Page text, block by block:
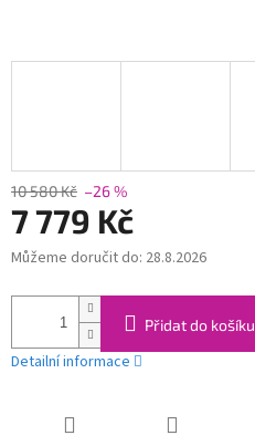
10 580 Kč –26 %
7 779 Kč
Měrná
Můžeme doručit do: 28.8.2026
Přidat do košíku
Detailní informace